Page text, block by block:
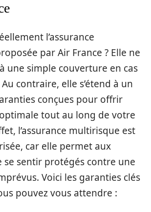
l’assurance
par Air France ? Elle ne
une simple couverture en cas
contraire, elle s’étend à un
conçues pour offrir
tout au long de votre
l’assurance multirisque est
car elle permet aux
se sentir protégés contre une
Voici les garanties clés
pouvez vous attendre :